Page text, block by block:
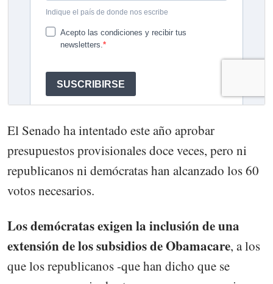
El Senado ha intentado este año aprobar
presupuestos provisionales doce veces, pero ni
republicanos ni demócratas han alcanzado los 60
votos necesarios.
Los demócratas exigen la inclusión de una
extensión de los subsidios de Obamacare, a los
que los republicanos -que han dicho que se